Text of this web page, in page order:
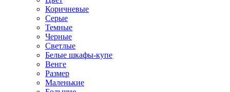
Коричневые
Серые
Темные
Черные
Светлые
Белые шкафы-купе
Венге
Размер
Маленькие